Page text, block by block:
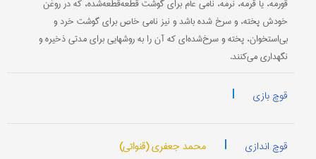
قورْمه، یا قرمه، نرمه، نامی عام برای گوشت قطعه‌قطعه‌شده، که در روغن
خودش پخته، و سرخ شده باشد و نیز نامی خاص برای گوشت خرد و
بی‌استخوان، پخته و سرخ‌شده‌ای که آن را به روشهایی برای مدتی ذخیره و
نگهداری می‌کنند.
قوچ بازی |
قوچ اندازی | محمد جعفری (قنواتی)